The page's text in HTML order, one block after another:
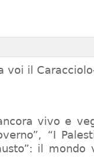
voi il
vivo e
“I
il mondo